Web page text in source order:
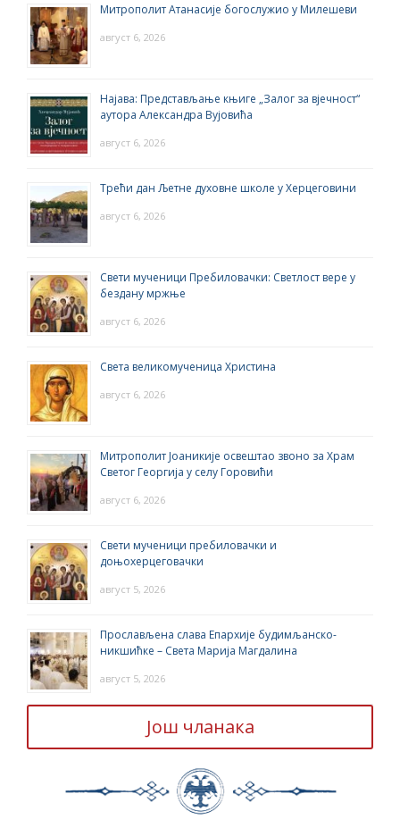
Митрополит Атанасије богослужио у Милешеви
август 6, 2026
Најава: Представљање књиге „Залог за вјечност“
аутора Александра Вујовића
август 6, 2026
Трећи дан Љетне духовне школе у Херцеговини
август 6, 2026
Свети мученици Пребиловачки: Светлост вере у
бездану мржње
август 6, 2026
Света великомученица Христина
август 6, 2026
Митрополит Јоаникије освештао звоно за Храм
Светог Георгија у селу Горовићи
август 6, 2026
Свети мученици пребиловачки и
доњохерцеговачки
август 5, 2026
Прослављена слава Епархије будимљанско-
никшићке – Света Марија Магдалина
август 5, 2026
Још чланака